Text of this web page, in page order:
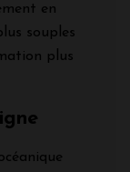
en
souples
plus